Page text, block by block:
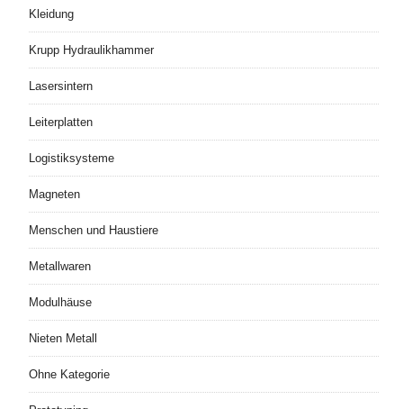
Kleidung
Krupp Hydraulikhammer
Lasersintern
Leiterplatten
Logistiksysteme
Magneten
Menschen und Haustiere
Metallwaren
Modulhäuse
Nieten Metall
Ohne Kategorie